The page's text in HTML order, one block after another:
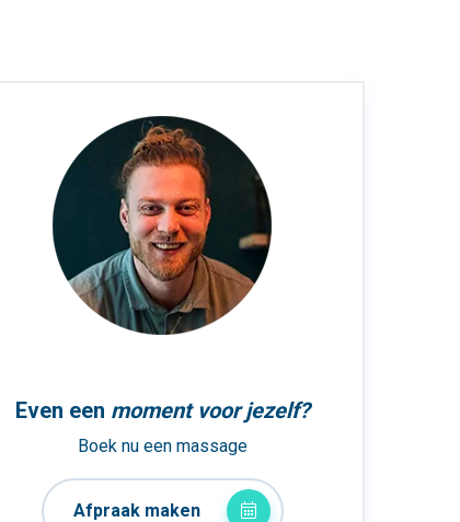
Even een moment voor jezelf?
Boek nu een massage
Afpraak maken